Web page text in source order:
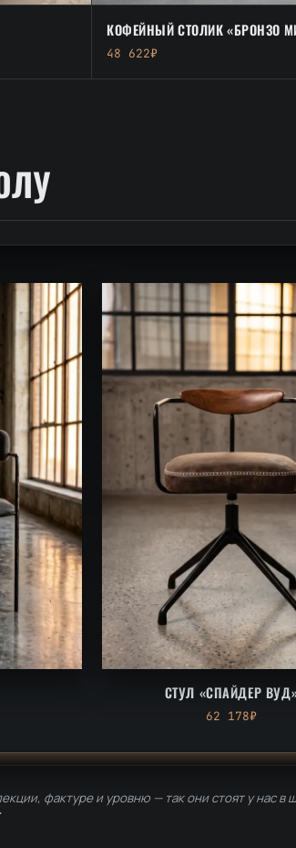
КОФЕЙНЫЙ СТОЛИК «БРОНЗО
48 622₽
СТУЛ «СПАЙДЕР
62 178₽
фактуре и уровню — так они стоят у нас в